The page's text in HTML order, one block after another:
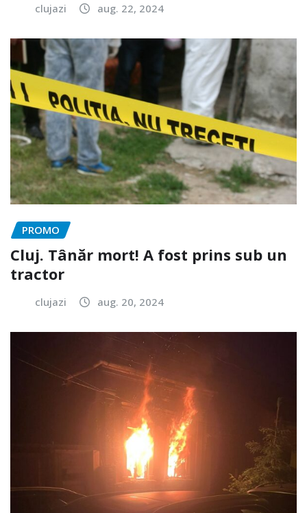
clujazi aug. 22, 2024
PROMO
Cluj. Tânăr mort! A fost prins sub un
tractor
clujazi aug. 20, 2024